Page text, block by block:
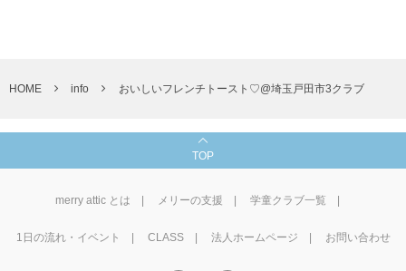
HOME info おいしいフレンチトースト♡@埼玉戸田市3クラブ
TOP
merry attic とは メリーの支援 学童クラブ一覧
1⽇の流れ・イベント CLASS 法人ホームページ お問い合わせ